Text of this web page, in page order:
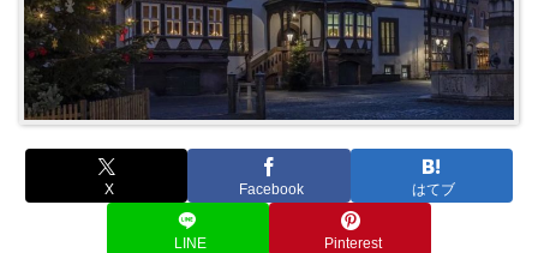
X Facebook はてブ
LINE Pinterest